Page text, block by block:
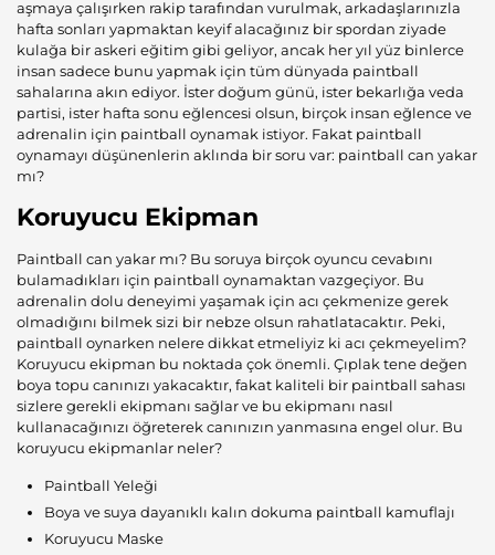
aşmaya çalışırken rakip tarafından vurulmak, arkadaşlarınızla
hafta sonları yapmaktan keyif alacağınız bir spordan ziyade
kulağa bir askeri eğitim gibi geliyor, ancak her yıl yüz binlerce
insan sadece bunu yapmak için tüm dünyada paintball
sahalarına akın ediyor. İster doğum günü, ister bekarlığa veda
partisi, ister hafta sonu eğlencesi olsun, birçok insan eğlence ve
adrenalin için paintball oynamak istiyor. Fakat paintball
oynamayı düşünenlerin aklında bir soru var: paintball can yakar
mı?
Koruyucu Ekipman
Paintball can yakar mı? Bu soruya birçok oyuncu cevabını
bulamadıkları için paintball oynamaktan vazgeçiyor. Bu
adrenalin dolu deneyimi yaşamak için acı çekmenize gerek
olmadığını bilmek sizi bir nebze olsun rahatlatacaktır. Peki,
paintball oynarken nelere dikkat etmeliyiz ki acı çekmeyelim?
Koruyucu ekipman bu noktada çok önemli. Çıplak tene değen
boya topu canınızı yakacaktır, fakat kaliteli bir paintball sahası
sizlere gerekli ekipmanı sağlar ve bu ekipmanı nasıl
kullanacağınızı öğreterek canınızın yanmasına engel olur. Bu
koruyucu ekipmanlar neler?
Paintball Yeleği
Boya ve suya dayanıklı kalın dokuma paintball kamuflajı
Koruyucu Maske